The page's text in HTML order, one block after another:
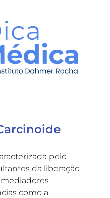
pelo
da liberação
como a